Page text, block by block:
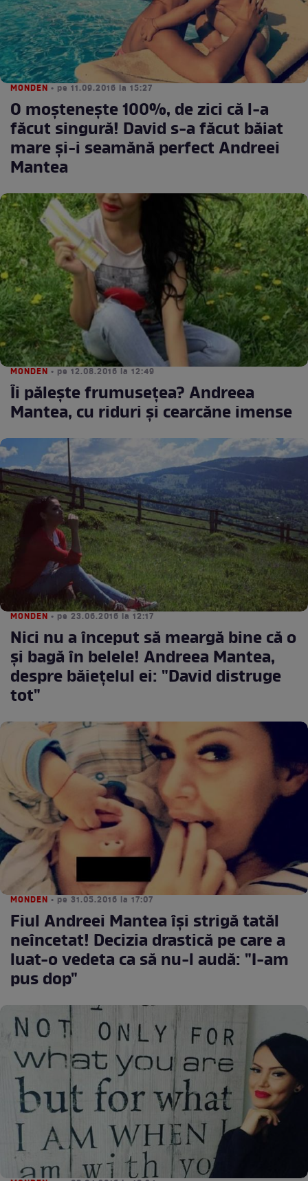
MONDEN • pe 11.09.2016 la 15:27
O moşteneşte 100%, de zici că l-a
făcut singură! David s-a făcut băiat
mare şi-i seamănă perfect Andreei
Mantea
MONDEN • pe 12.08.2016 la 12:49
Îi păleşte frumuseţea? Andreea
Mantea, cu riduri şi cearcăne imense
MONDEN • pe 23.06.2016 la 12:17
Nici nu a început să meargă bine că o
şi bagă în belele! Andreea Mantea,
despre băieţelul ei: "David distruge
tot"
MONDEN • pe 31.05.2016 la 17:07
Fiul Andreei Mantea îşi strigă tatăl
neîncetat! Decizia drastică pe care a
luat-o vedeta ca să nu-l audă: "I-am
pus dop"